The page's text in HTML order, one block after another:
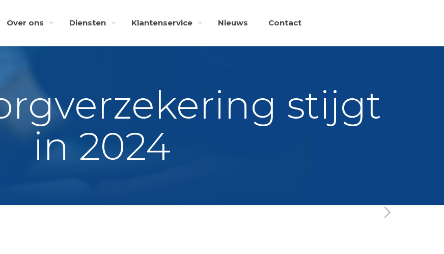
Over ons Diensten Klantenservice Nieuws Contact
stijgt
in 2024